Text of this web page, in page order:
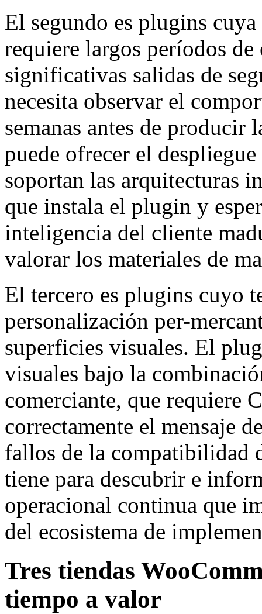
El segundo es plugins
requiere largos períodos
significativas salidas de
necesita observar el
semanas antes de
puede ofrecer el
soportan las arquitecturas
que instala el plugin y
inteligencia del cliente
valorar los materiales de
El tercero es plugins cuyo
personalización per-
superficies visuales. El
visuales bajo la
comerciante, que requiere
correctamente el mensaje
fallos de la compatibilidad
tiene para descubrir e
operacional continua que
del ecosistema de
Tres tiendas
tiempo a valor